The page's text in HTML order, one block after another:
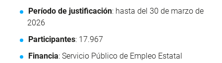
Período de justificación: hasta del 30 de marzo de
2026
Participantes: 17.967
Financia: Servicio Público de Empleo Estatal